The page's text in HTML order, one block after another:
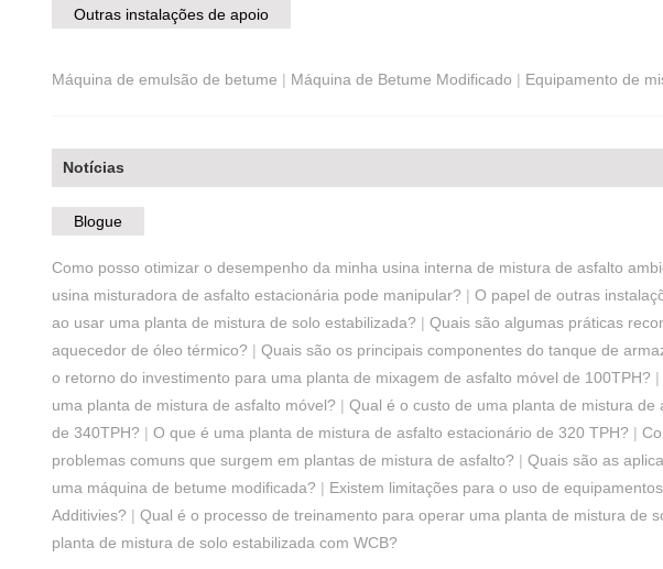
Outras instalações de apoio
Máquina de emulsão de betume | Máquina de Betume Modificado | Equipamento de
Notícias
Blogue
Como posso otimizar o desempenho da minha usina interna de mistura de asfalto
usina misturadora de asfalto estacionária pode manipular? | O papel de outras
ao usar uma planta de mistura de solo estabilizada? | Quais são algumas práticas
aquecedor de óleo térmico? | Quais são os principais componentes do tanque de
o retorno do investimento para uma planta de mixagem de asfalto móvel de 100TPH? |
uma planta de mistura de asfalto móvel? | Qual é o custo de uma planta de mistura de
de 340TPH? | O que é uma planta de mistura de asfalto estacionário de 320 TPH? |
problemas comuns que surgem em plantas de mistura de asfalto? | Quais são as
uma máquina de betume modificada? | Existem limitações para o uso de
Additivies? | Qual é o processo de treinamento para operar uma planta de mistura de
planta de mistura de solo estabilizada com WCB?